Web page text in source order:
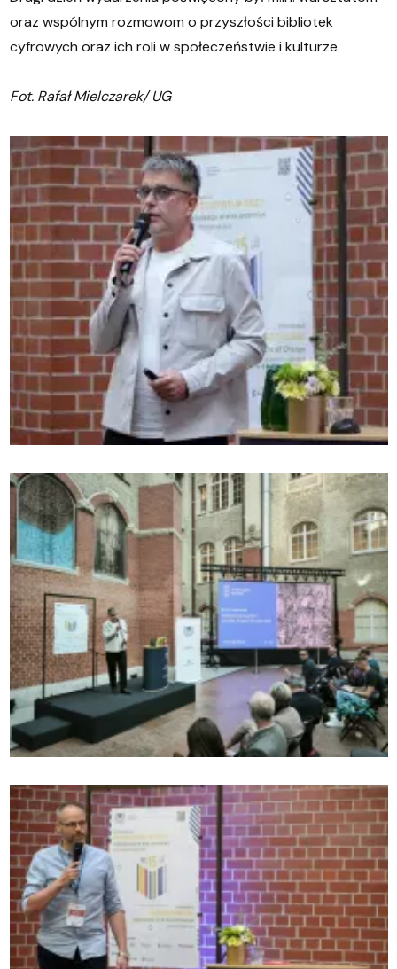
oraz wspólnym rozmowom o przyszłości bibliotek
cyfrowych oraz ich roli w społeczeństwie i kulturze.
Fot. Rafał Mielczarek/ UG